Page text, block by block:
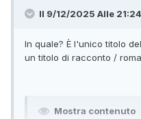
Il 9/12/2025 Alle
In quale? È l'unico titolo
un titolo di racconto /
Mostra contenuto